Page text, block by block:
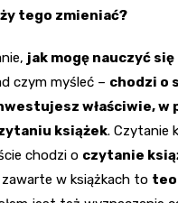
tego zmieniać?
jak mogę nauczyć
czym myśleć – chodzi o
właściwie, w
książek. Czytanie
chodzi o czytanie
w książkach to